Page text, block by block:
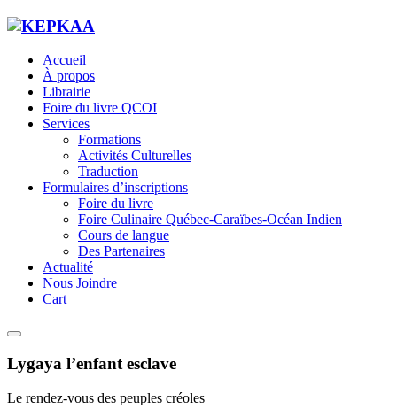
Accueil
À propos
Librairie
Foire du livre QCOI
Services
Formations
Activités Culturelles
Traduction
Formulaires d’inscriptions
Foire du livre
Foire Culinaire Québec-Caraïbes-Océan Indien
Cours de langue
Des Partenaires
Actualité
Nous Joindre
Cart
Lygaya l’enfant esclave
Le rendez-vous des peuples créoles